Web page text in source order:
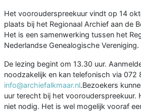
Het voorouderspreekuur vindt op 14
plaats bij het Regionaal Archief aan de
Het is een samenwerking tussen het
Nederlandse Genealogische
De lezing begint om 13.30 uur.
noodzakelijk en kan telefonisch via
info@archiefalkmaar.nl.Bezoekers
uur terecht bij het voorouderspreekuur.
niet nodig. Het is wel mogelijk vooraf